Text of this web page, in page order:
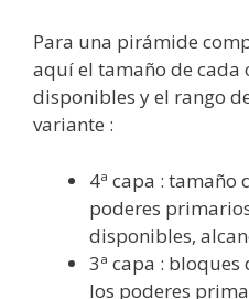
Para una pirámide
aquí el tamaño de cada
disponibles y el rango
variante :
4ª capa : tamaño
poderes
disponibles,
3ª capa :
los poderes